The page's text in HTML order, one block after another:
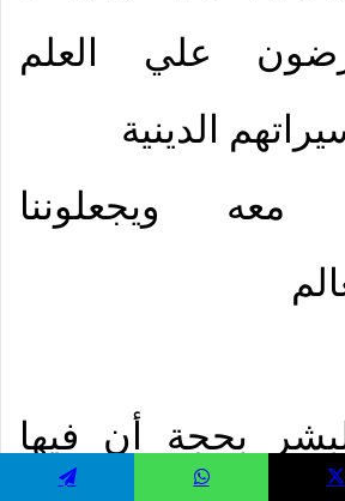
علي العلم
الدينية
معه ويجعلوننا
بحجة أن فيها